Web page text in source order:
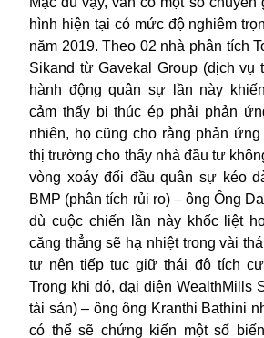
hình hiện tại có mức độ nghiêm
năm 2019. Theo 02 nhà phân tích
Sikand từ Gavekal Group (dịch vụ
hành động quân sự lần này
cảm thấy bị thúc ép phải phản
nhiên, họ cũng cho rằng phản
thị trường cho thấy nhà đầu tư
vòng xoáy đối đầu quân sự kéo
BMP (phân tích rủi ro) – ông Ông
dù cuộc chiến lần này khốc liệt
căng thẳng sẽ hạ nhiệt trong vài
tư nên tiếp tục giữ thái độ tích
Trong khi đó, đại diện WealthMills
tài sản) – ông ông Kranthi Bathini
có thể sẽ chứng kiến một số